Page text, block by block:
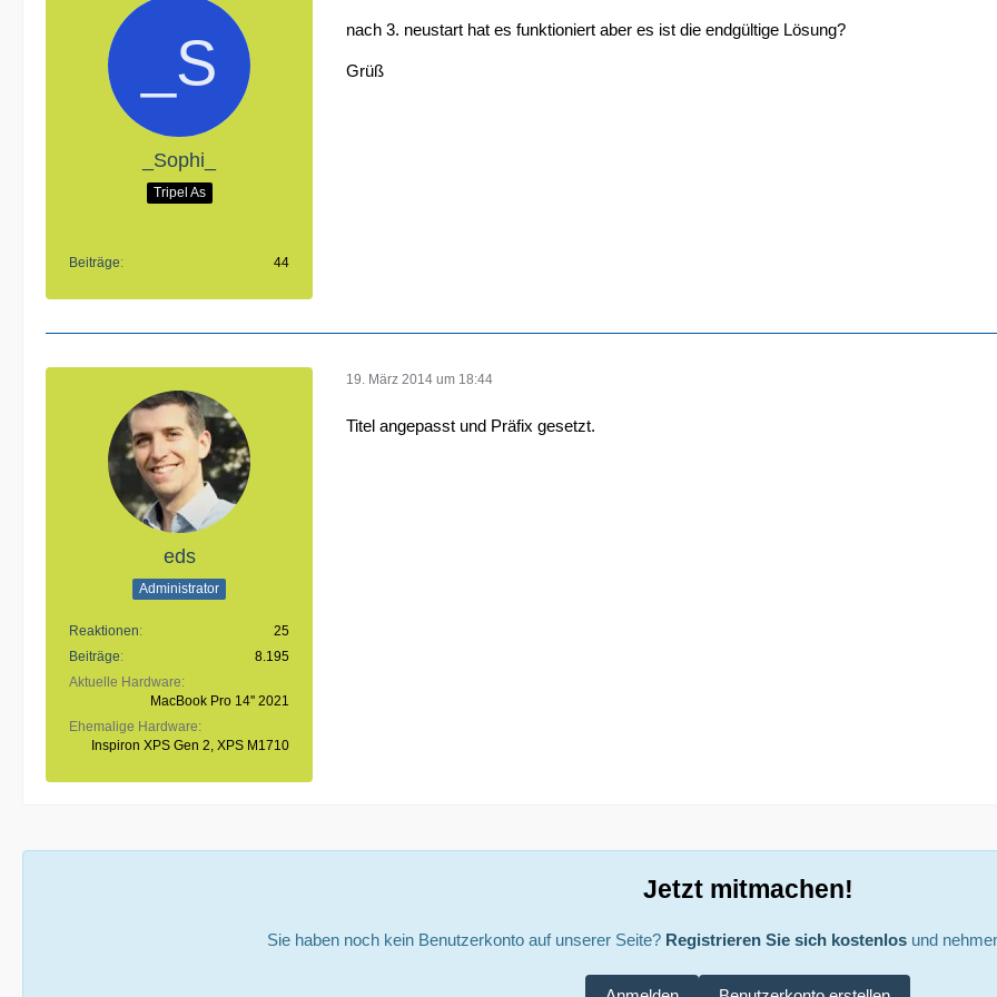
_Sophi_
Tripel As
Beiträge 44
nach 3. neustart hat es funktioniert aber es ist die endgültige Lösung?
Grüß
eds
Administrator
Reaktionen
25
Beiträge
8.195
Aktuelle Hardware
MacBook Pro 14'' 2021
Ehemalige Hardware
Inspiron XPS Gen 2, XPS M1710
19. März 2014 um 18:44
Titel angepasst und Präfix gesetzt.
Jetzt mitmachen!
Sie haben noch kein Benutzerkonto auf unserer Seite? Registrieren Sie sich kostenlosund